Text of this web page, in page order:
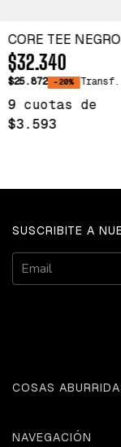
CORE TEE NEGRO
$32.340
$25.872 -20% Transf.
9 cuotas de
$3.593
SUSCRIBITE A
COSAS
NAVEGACIÓN